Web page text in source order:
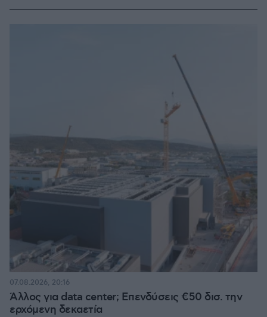
Άλλος για data center; Επενδύσεις €50 δισ. την
ερχόμενη δεκαετία
07.08.2026, 20:16